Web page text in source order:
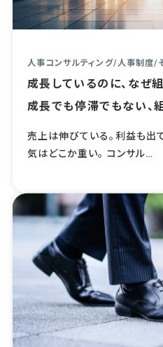
人事コンサルティング/ 人事制度/
成長しているのに、な
成長でも停滞でもない、
売上は伸びている。利益も出
気はどこか重い。 コンサル…